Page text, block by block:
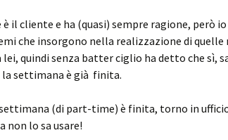
è il cliente e ha (quasi) sempre ragione, però
che insorgono nella realizzazione di
lei, quindi senza batter ciglio ha detto che sì,
la settimana è già finita.
(di part-time) è finita, torno in
non lo sa usare!